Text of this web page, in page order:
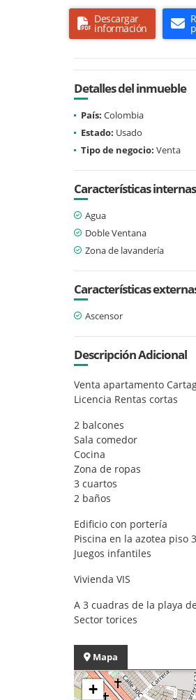
Descargar
información
Detalles del inmueble
País: Colombia
Estado: Usado
Tipo de negocio: Venta
Características internas
Agua
Doble Ventana
Zona de lavandería
Características
Ascensor
Descripción Adicional
Venta apartamento
Licencia Rentas cortas
2 balcones
Sala comedor
Cocina
Zona de ropas
3 cuartos
2 baños
Edificio con portería
Piscina en la azotea piso
Juegos infantiles
Vivienda VIS
A 3 cuadras de la playa
Sector torices
Mapa
+